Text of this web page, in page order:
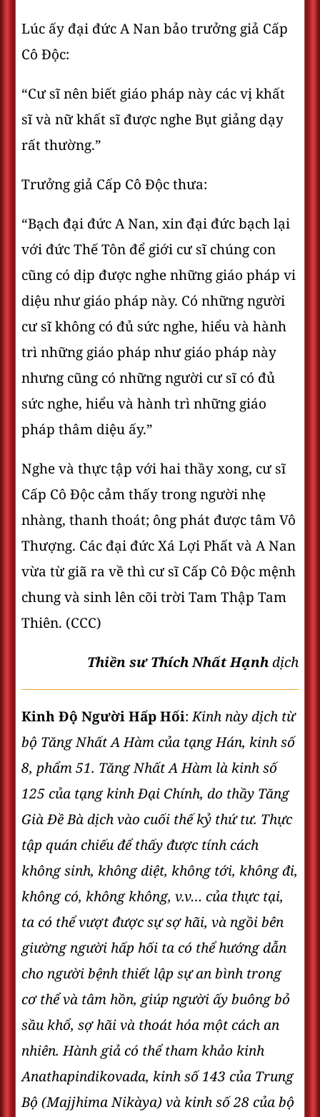
Lúc ấy đại đức A Nan bảo trưởng giả Cấp
Cô Độc:
“Cư sĩ nên biết giáo pháp này các vị khất
sĩ và nữ khất sĩ được nghe Bụt giảng dạy
rất thường.”
Trưởng giả Cấp Cô Độc thưa:
“Bạch đại đức A Nan, xin đại đức bạch lại
với đức Thế Tôn để giới cư sĩ chúng con
cũng có dịp được nghe những giáo pháp vi
diệu như giáo pháp này. Có những người
cư sĩ không có đủ sức nghe, hiểu và hành
trì những giáo pháp như giáo pháp này
nhưng cũng có những người cư sĩ có đủ
sức nghe, hiểu và hành trì những giáo
pháp thâm diệu ấy.”
Nghe và thực tập với hai thầy xong, cư sĩ
Cấp Cô Độc cảm thấy trong người nhẹ
nhàng, thanh thoát; ông phát được tâm Vô
Thượng. Các đại đức Xá Lợi Phất và A Nan
vừa từ giã ra về thì cư sĩ Cấp Cô Độc mệnh
chung và sinh lên cõi trời Tam Thập Tam
Thiên. (CCC)
Thiền sư Thích Nhất Hạnhdịch
Kinh Ðộ Người Hấp Hối:Kinh này dịch từ
bộ Tăng Nhất A Hàm của tạng Hán, kinh số
8, phẩm 51. Tăng Nhất A Hàm là kinh số
125 của tạng kinh Ðại Chính, do thầy Tăng
Già Ðề Bà dịch vào cuối thế kỷ thứ tư. Thực
tập quán chiếu để thấy được tính cách
không sinh, không diệt, không tới, không đi,
không có, không không, v.v… của thực tại,
ta có thể vượt được sự sợ hãi, và ngồi bên
giường người hấp hối ta có thể hướng dẫn
cho người bệnh thiết lập sự an bình trong
cơ thể và tâm hồn, giúp người ấy buông bỏ
sầu khổ, sợ hãi và thoát hóa một cách an
nhiên. Hành giả có thể tham khảo kinh
Anathapindikovada, kinh số 143 của Trung
Bộ (Majjhima Nikàya) và kinh số 28 của bộ